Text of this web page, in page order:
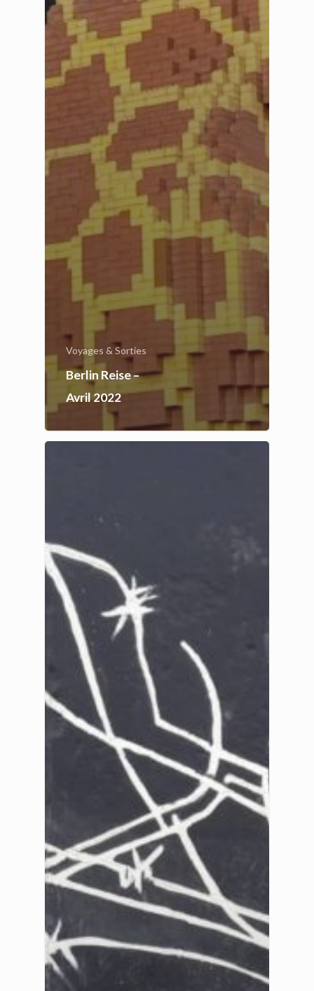
Voyages & Sorties
Berlin Reise –
Avril 2022